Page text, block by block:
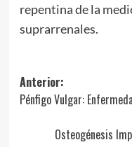
repentina de la
suprarrenales.
Navegación
de
entradas
Anterior:
Pénfigo Vulgar:
Osteogénesis